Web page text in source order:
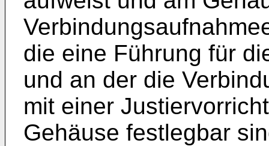
die eine Führung für
und an der die
mit einer
Gehäuse festlegbar